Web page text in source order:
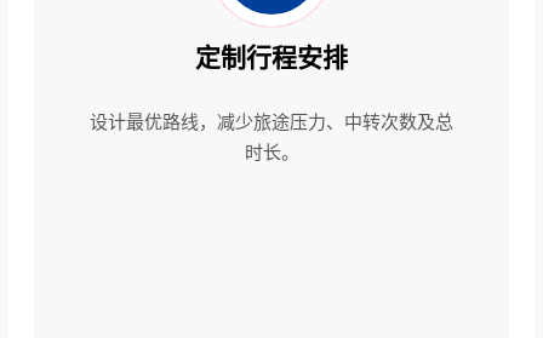
定制行程安排
设计最优路线，减少旅途压力、中转次数及总
时长。